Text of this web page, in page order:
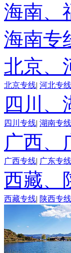
海南、
海南专
北京、
北京专线| 河北专线
四川、
四川专线| 湖南专线
广西、
广西专线| 广东专线
西藏、
西藏专线| 陕西专线